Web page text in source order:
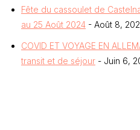
Fête du cassoulet de
au 25 Août 2024 - Août 8,
COVID ET VOYAGE EN
transit et de séjour - Juin 6,